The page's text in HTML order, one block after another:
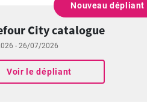
City catalogue
- 26/07/2026
Voir le dépliant
Nouveau dépliant